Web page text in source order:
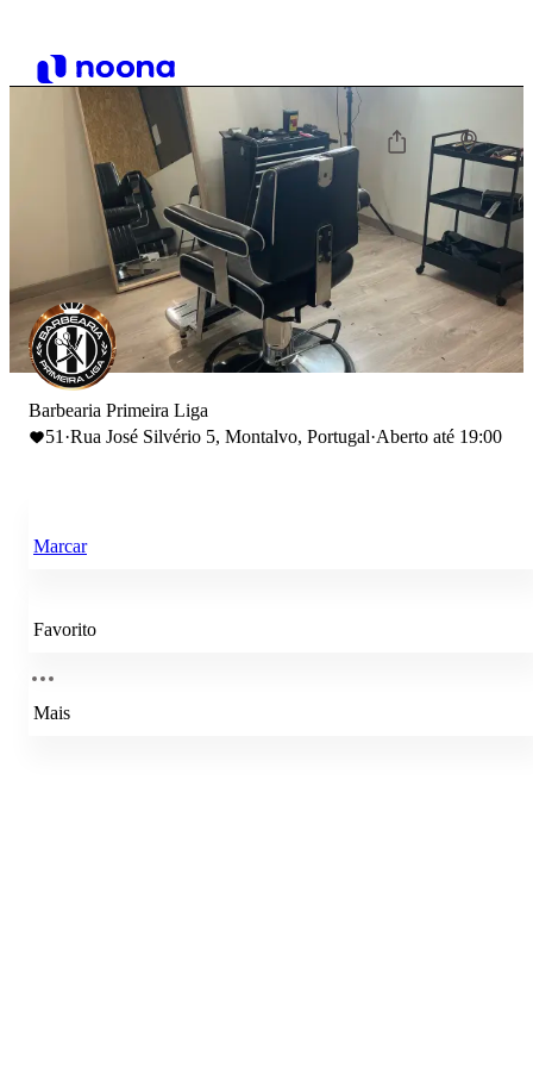
Barbearia Primeira Liga
51 ·Rua José Silvério 5, Montalvo, Portugal·Aberto até 19:00
Marcar
Favorito
Mais